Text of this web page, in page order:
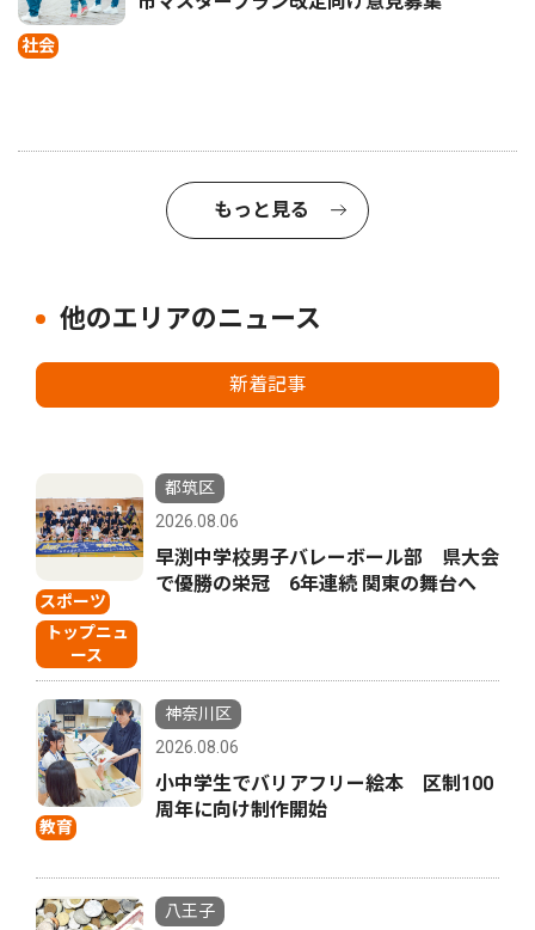
社会
もっと見る
他のエリアのニュース
新着記事
スポーツ
トップニュ
ース
都筑区
2026.08.06
早渕中学校男子バレーボール部 県大会
で優勝の栄冠 6年連続 関東の舞台へ
教育
神奈川区
2026.08.06
小中学生でバリアフリー絵本 区制100
周年に向け制作開始
八王子